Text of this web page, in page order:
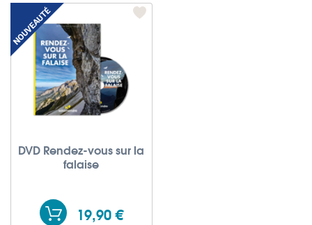
DVD Rendez-vous sur la
falaise
19,90 €